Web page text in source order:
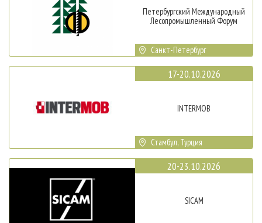
Петербургский Международный
Лесопромышленный Форум
Санкт-Петербург
17-20.10.2026
INTERMOB
Стамбул, Турция
20-23.10.2026
SICAM